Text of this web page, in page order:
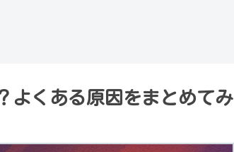
よくある原因をまとめてみ